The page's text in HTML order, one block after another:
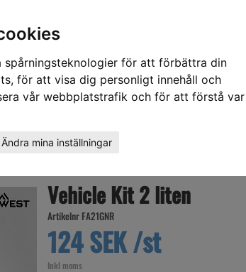
spårningsteknologier för att förbättra din
för att visa dig personligt innehåll och
vår webbplatstrafik och för att förstå var
Ändra mina inställningar
SKOR VERKTYG
Vehicle Kit 2 liten
Artikelnr FA21GNR
124 SEK /st
Inkl moms